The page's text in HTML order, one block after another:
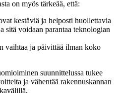
on myös tärkeää, että:
kestäviä ja helposti huollettavia
sitä voidaan parantaa teknologian
vaihtaa ja päivittää ilman koko
suunnittelussa tukee
ja vähentää rakennuskannan